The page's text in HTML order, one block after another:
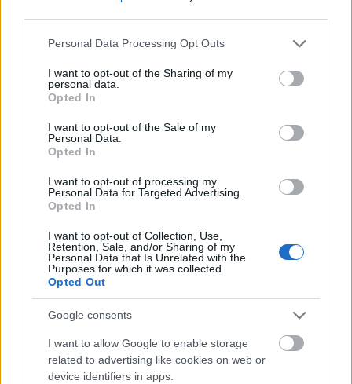
Please note that this website/app uses one or more Google
not limited to your visit or usage behaviour. You may click to
grant or deny consent to Google and its third-party tags to
use your data for below specified purposes in below Google
consent section.
Personal Data Processing Opt Outs
I want to opt-out of the Sharing of my
personal data.
Opted In
I want to opt-out of the Sale of my
Personal Data.
Opted In
I want to opt-out of processing my
Personal Data for Targeted Advertising.
Opted In
I want to opt-out of Collection, Use,
Retention, Sale, and/or Sharing of my
Personal Data that Is Unrelated with the
Purposes for which it was collected.
Opted Out
Google consents
I want to allow Google to enable storage
related to advertising like cookies on web or
device identifiers in apps.
lába alatt, mert a szűk pultban nincs elég hely
ebben a kompakt alsó térből minden egy
pillanat alatt a teraszra varázsolható.
Zene, zene, zene
Ha valaki saját füleivel akarja megtapasztalni
Óbuda zenei keresztmetszetét, akkor
minimum három helyszínt muszáj célba
vennie. A Sziget Fesztivál idején kétségkívül a
legtöbben zarándokolnak el a III. kerületbe,
de mára a Zichy-kastély árnyas fái alatt
üzemelő kerthelyiség, a Kobuci is Budapest
egyik kultikus koncerthelyévé nőtte ki magát.
És vannak feltörekvő zenei helyszínek is,
köztük például a Warm-up Udvar, ahol fiatal
hazai előadók akusztikus felállásban várnak
mindenkit, aki minőségi szórakozásra vágyik